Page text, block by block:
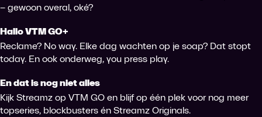
– gewoon overal, oké?
Hallo VTM GO+
Reclame? No way. Elke dag wachten op je soap? Dat stopt
today. En ook onderweg, you press play.
En dat is nog niet alles
Kijk Streamz op VTM GO en blijf op één plek voor nog meer
topseries, blockbusters én Streamz Originals.